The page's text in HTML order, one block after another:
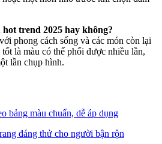
trend 2025 hay không?
phong cách sống và các món còn lại
là màu có thể phối được nhiều lần,
lần chụp hình.
bảng màu chuẩn, dễ áp dụng
đáng thử cho người bận rộn